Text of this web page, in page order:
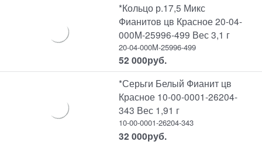
*Кольцо р.17,5 Микс
Фианитов цв Красное 20-04-
000M-25996-499 Вес 3,1 г
20-04-000M-25996-499
52 000руб.
*Серьги Белый Фианит цв
Красное 10-00-0001-26204-
343 Вес 1,91 г
10-00-0001-26204-343
32 000руб.